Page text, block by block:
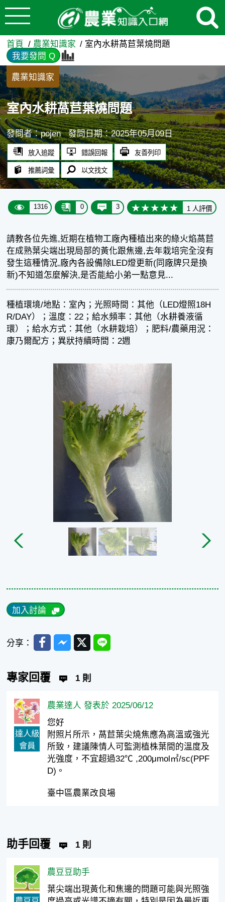
跳到主要內容
室內水耕萵苣葉燒問題 - 農
首頁 農業知識家
室內水耕萵苣葉燒問題
我要發問 Q
農業知識家
室內水耕萵苣葉燒問題
發問者：pojen 發問日期：2025年05月09日
放入追蹤 錯誤回報 友善列印
推薦詞彙 以文找文
1316 0 3 1 人評價
請教各位先進,近期在植物工廠內種植出來的綠火焰萵苣
在成熟葉尖端出現局部的黃化跟焦邊,去年栽培完全沒有
發生這種情況,廠內各設備除LED燈更新(同廠牌只是換
新)不知道怎麼解決,是否能給小弟一點意見...
種植環境/地點：室內；光照時間：其他（LED燈照18H
R/DAY）；溫度：22；給水頻率：其他（水耕養液循
環）；給水方式：其他（水耕栽培）；肥料/農藥用況：
康乃爾配方；異狀持續時間：2週
加入討論
分享： FacebookMessenger
TwitterLine
專家回覆 1 則
達人級
會員
農業達人 發表於 2025/06/12
您好
附照片所示，萵苣葉尖燒焦應為高溫或強光
所致，建議陳情人可監測植株葉間的溫度及
光強度，不宜超過32℃ ,200μmol㎡/sc(PPF
D)。
臺中區農業改良場
助手回覆 1 則
農豆豆助手
葉尖端出現黃化和焦邊的問題可能與光照強